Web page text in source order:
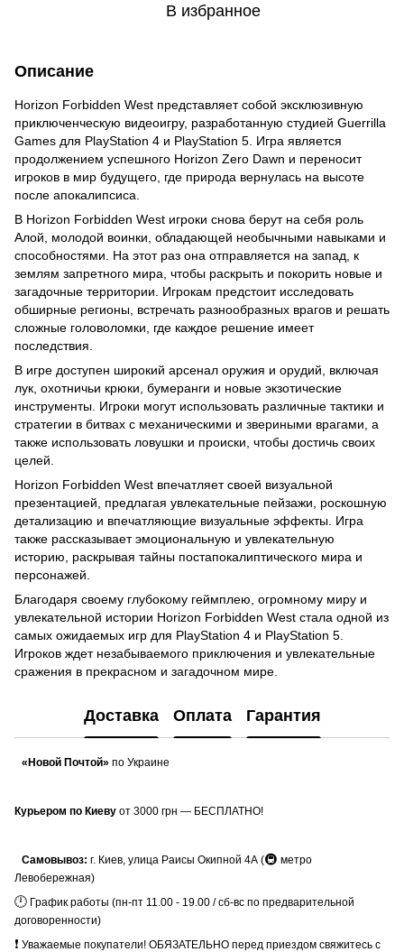
В избранное
Описание
Horizon Forbidden West представляет собой эксклюзивную
приключенческую видеоигру, разработанную студией Guerrilla
Games для PlayStation 4 и PlayStation 5. Игра является
продолжением успешного Horizon Zero Dawn и переносит
игроков в мир будущего, где природа вернулась на высоте
после апокалипсиса.
В Horizon Forbidden West игроки снова берут на себя роль
Алой, молодой воинки, обладающей необычными навыками и
способностями. На этот раз она отправляется на запад, к
землям запретного мира, чтобы раскрыть и покорить новые и
загадочные территории. Игрокам предстоит исследовать
обширные регионы, встречать разнообразных врагов и решать
сложные головоломки, где каждое решение имеет
последствия.
В игре доступен широкий арсенал оружия и орудий, включая
лук, охотничьи крюки, бумеранги и новые экзотические
инструменты. Игроки могут использовать различные тактики и
стратегии в битвах с механическими и звериными врагами, а
также использовать ловушки и происки, чтобы достичь своих
целей.
Horizon Forbidden West впечатляет своей визуальной
презентацией, предлагая увлекательные пейзажи, роскошную
детализацию и впечатляющие визуальные эффекты. Игра
также рассказывает эмоциональную и увлекательную
историю, раскрывая тайны постапокалиптического мира и
персонажей.
Благодаря своему глубокому геймплею, огромному миру и
увлекательной истории Horizon Forbidden West стала одной из
самых ожидаемых игр для PlayStation 4 и PlayStation 5.
Игроков ждет незабываемого приключения и увлекательные
сражения в прекрасном и загадочном мире.
Доставка Оплата Гарантия
«Новой Почтой» по Украине
Курьером по Киеву от 3000 грн — БЕСПЛАТНО!
Самовывоз: г. Киев, улица Раисы Окипной 4А (🚇 метро
Левобережная)
🕛 График работы (пн-пт 11.00 - 19.00 / сб-вс по предварительной
договоренности)
❗ Уважаемые покупатели! ОБЯЗАТЕЛЬНО перед приездом свяжитесь с